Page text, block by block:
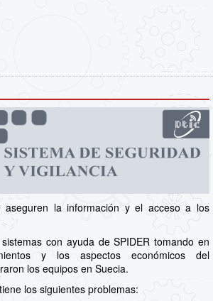
aseguren la información y el acceso a los
con ayuda de SPIDER tomando en
y los aspectos económicos del
los equipos en Suecia.
los siguientes problemas: